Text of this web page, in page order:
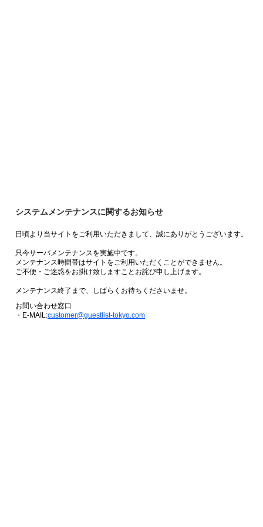
システムメンテナンスに関するお知らせ
日頃より当サイトをご利用いただきまして、誠にありがとうございます。
只今サーバメンテナンスを実施中です。
メンテナンス時間帯はサイトをご利用いただくことができません。
ご不便・ご迷惑をお掛け致しますことお詫び申し上げます。
メンテナンス終了まで、しばらくお待ちくださいませ。
お問い合わせ窓口
・E-MAIL:customer@guestlist-tokyo.com